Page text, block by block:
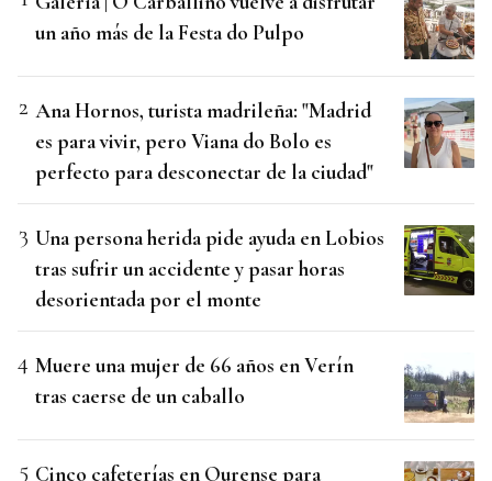
un año más de la Festa do Pulpo
Ana Hornos, turista madrileña: "Madrid
es para vivir, pero Viana do Bolo es
perfecto para desconectar de la ciudad"
Una persona herida pide ayuda en Lobios
tras sufrir un accidente y pasar horas
desorientada por el monte
Muere una mujer de 66 años en Verín
tras caerse de un caballo
Cinco cafeterías en Ourense para